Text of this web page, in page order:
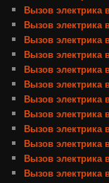
Вызов электрика
Вызов электрика
Вызов электрика
Вызов электрика
Вызов электрика
Вызов электрика
Вызов электрика
Вызов электрика
Вызов электрика
Вызов электрика
Вызов электрика
Вызов электрика